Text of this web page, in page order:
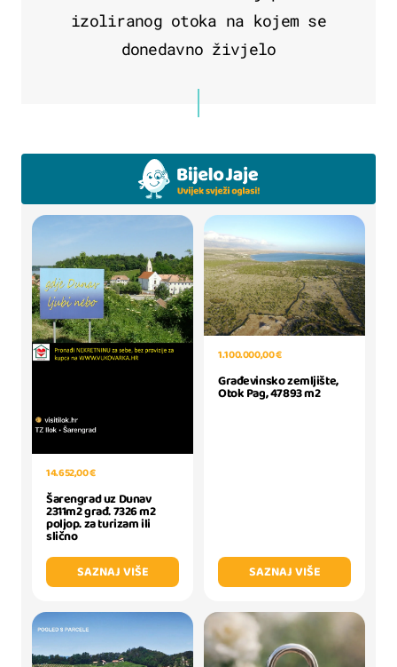
izoliranog otoka na kojem se
donedavno živjelo
14.652,00 €
Šarengrad uz Dunav
2311m2 građ. 7326 m2
poljop. za turizam ili
slično
SAZNAJ VIŠE
1.100.000,00 €
Građevinsko zemljište,
Otok Pag, 47893 m2
SAZNAJ VIŠE